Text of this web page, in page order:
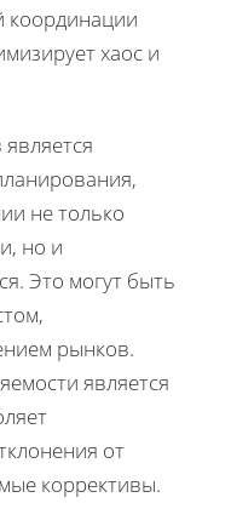
координации
хаос и
не только
но и
Это могут быть
рынков.
является
от
коррективы.